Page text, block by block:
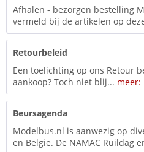
Afhalen - bezorgen bestelling
vermeld bij de artikelen op
Retourbeleid
Een toelichting op ons Retour
aankoop? Toch niet blij... meer:
Beursagenda
Modelbus.nl is aanwezig op
en België. De NAMAC Ruildag